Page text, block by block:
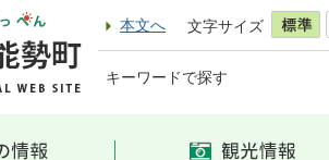
本文へ 文字サイズ
キーワードで探す